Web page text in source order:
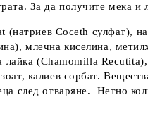
За да получите мека и
(натриев Coceth сулфат),
млечна киселина,
(Chamomilla
калиев сорбат.
след отваряне. Нетно